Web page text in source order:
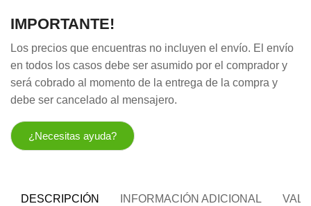
IMPORTANTE!
Los precios que encuentras no incluyen el envío. El envío
en todos los casos debe ser asumido por el comprador y
será cobrado al momento de la entrega de la compra y
debe ser cancelado al mensajero.
¿Necesitas ayuda?
DESCRIPCIÓN INFORMACIÓN ADICIONAL